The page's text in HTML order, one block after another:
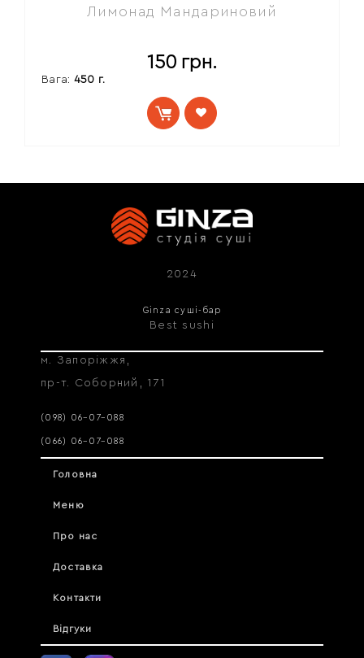
Лимонад Мандариновий
150 грн.
Вага: 450 г.
2024
Ginza суші-бар
Best sushi
м. Запоріжжя,
пр-т. Соборний, 171
(098) 06–07–088
(066) 06–07–088
Головна
Меню
Про нас
Доставка
Контакти
Відгуки